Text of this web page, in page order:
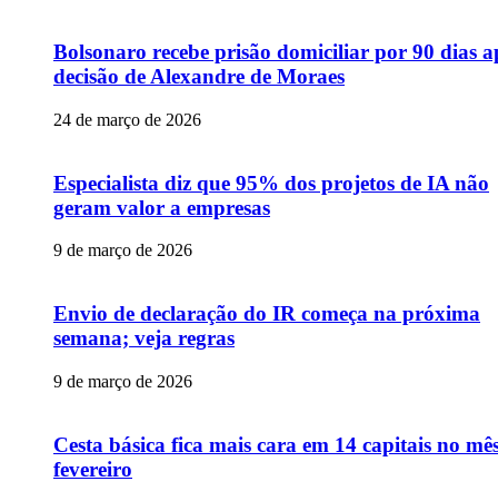
Bolsonaro recebe prisão domiciliar por 90 dias
decisão de Alexandre de Moraes
24 de março de 2026
Especialista diz que 95% dos projetos de IA não
geram valor a empresas
9 de março de 2026
Envio de declaração do IR começa na próxima
semana; veja regras
9 de março de 2026
Cesta básica fica mais cara em 14 capitais no
fevereiro